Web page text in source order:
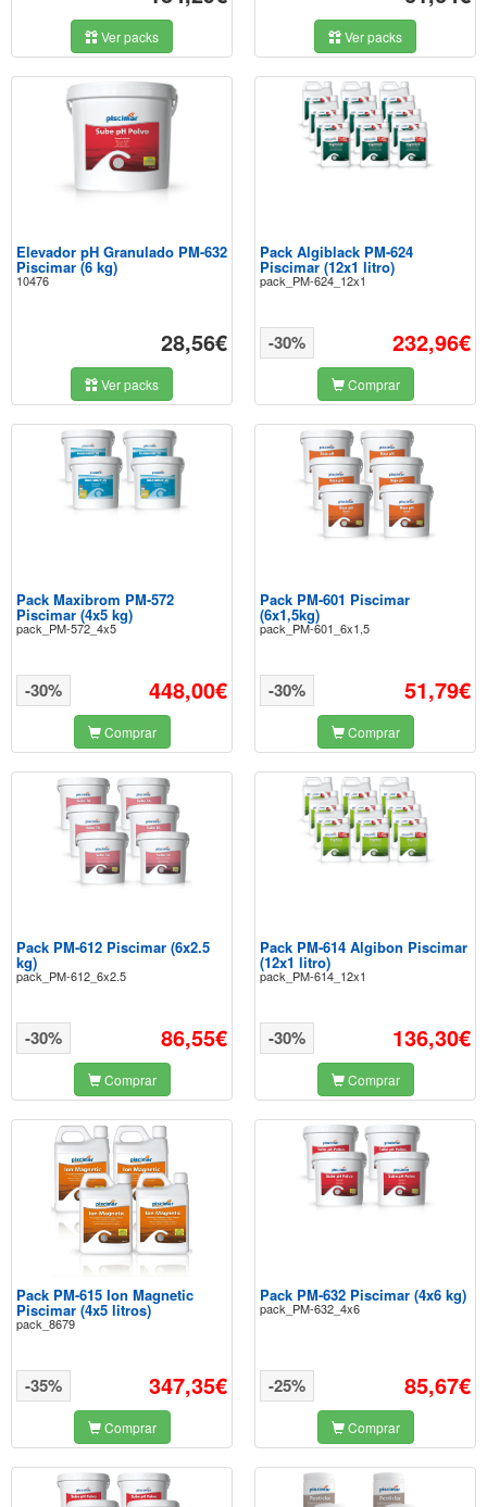
Ver packs Ver packs
Elevador pH Granulado PM-632
Piscimar (6 kg)
10476
28,56€
Ver packs
Pack Algiblack PM-624
Piscimar (12x1 litro)
pack_PM-624_12x1
232,96€
-30%
Comprar
Pack Maxibrom PM-572
Piscimar (4x5 kg)
pack_PM-572_4x5
448,00€
-30%
Comprar
Pack PM-601 Piscimar
(6x1,5kg)
pack_PM-601_6x1,5
51,79€
-30%
Comprar
Pack PM-612 Piscimar (6x2.5
kg)
pack_PM-612_6x2.5
86,55€
-30%
Comprar
Pack PM-614 Algibon Piscimar
(12x1 litro)
pack_PM-614_12x1
136,30€
-30%
Comprar
Pack PM-615 Ion Magnetic
Piscimar (4x5 litros)
pack_8679
347,35€
-35%
Comprar
Pack PM-632 Piscimar (4x6 kg)
pack_PM-632_4x6
85,67€
-25%
Comprar